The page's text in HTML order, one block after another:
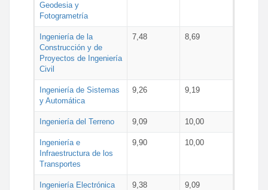
Geodesia y
Fotogrametría
Ingeniería de la
Construcción y de
Proyectos de Ingeniería
Civil
7,48 8,69
Ingeniería de Sistemas
y Automática
9,26 9,19
Ingeniería del Terreno 9,09 10,00
Ingeniería e
Infraestructura de los
Transportes
9,90 10,00
Ingeniería Electrónica 9,38 9,09